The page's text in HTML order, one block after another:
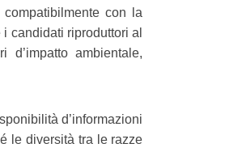
con la
candidati riproduttori al
ambientale,
d’informazioni
le diversità tra le razze